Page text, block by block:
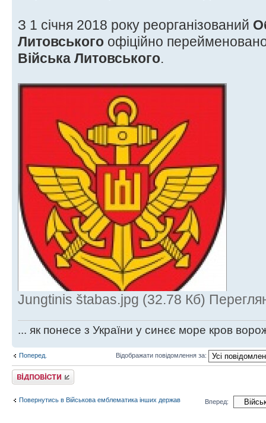
З 1 січня 2018 року реорганізований
Литовського офіційно
Війська Литовського.
Jungtinis štabas.jpg (32.78 Кб)
... як понесе з України у синєє море кров
Поперед. Відображати повідомлення за:
Відповісти
Повернутись в Військова емблематика інших держав Вперед: